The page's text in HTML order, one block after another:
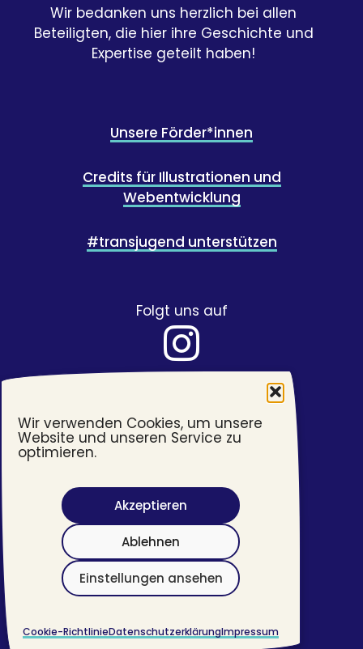
Wir verwenden Cookies, um unsere
Website und unseren Service zu
optimieren.
Akzeptieren
Ablehnen
Einstellungen ansehen
Cookie-RichtlinieDatenschutzerklärungImpressum
Wir bedanken uns herzlich bei allen
Beteiligten, die hier ihre Geschichte und
Expertise geteilt haben!
Unsere Förder*innen
Credits für Illustrationen und
Webentwicklung
#transjugend unterstützen
Folgt uns auf
Barrierefreiheit
Impressum
Datenschutzerklärung
©2026 #transjugend